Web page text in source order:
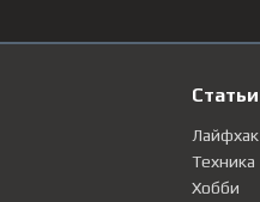
Статьи
Лайфхак
Техника
Хобби